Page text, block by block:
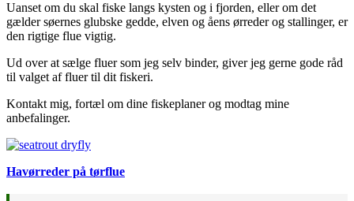
Uanset om du skal fiske langs kysten og i fjorden, eller om det
gælder søernes glubske gedde, elven og åens ørreder og stallinger, er
den rigtige flue vigtig.
Ud over at sælge fluer som jeg selv binder, giver jeg gerne gode råd
til valget af fluer til dit fiskeri.
Kontakt mig, fortæl om dine fiskeplaner og modtag mine
anbefalinger.
Havørreder på tørflue